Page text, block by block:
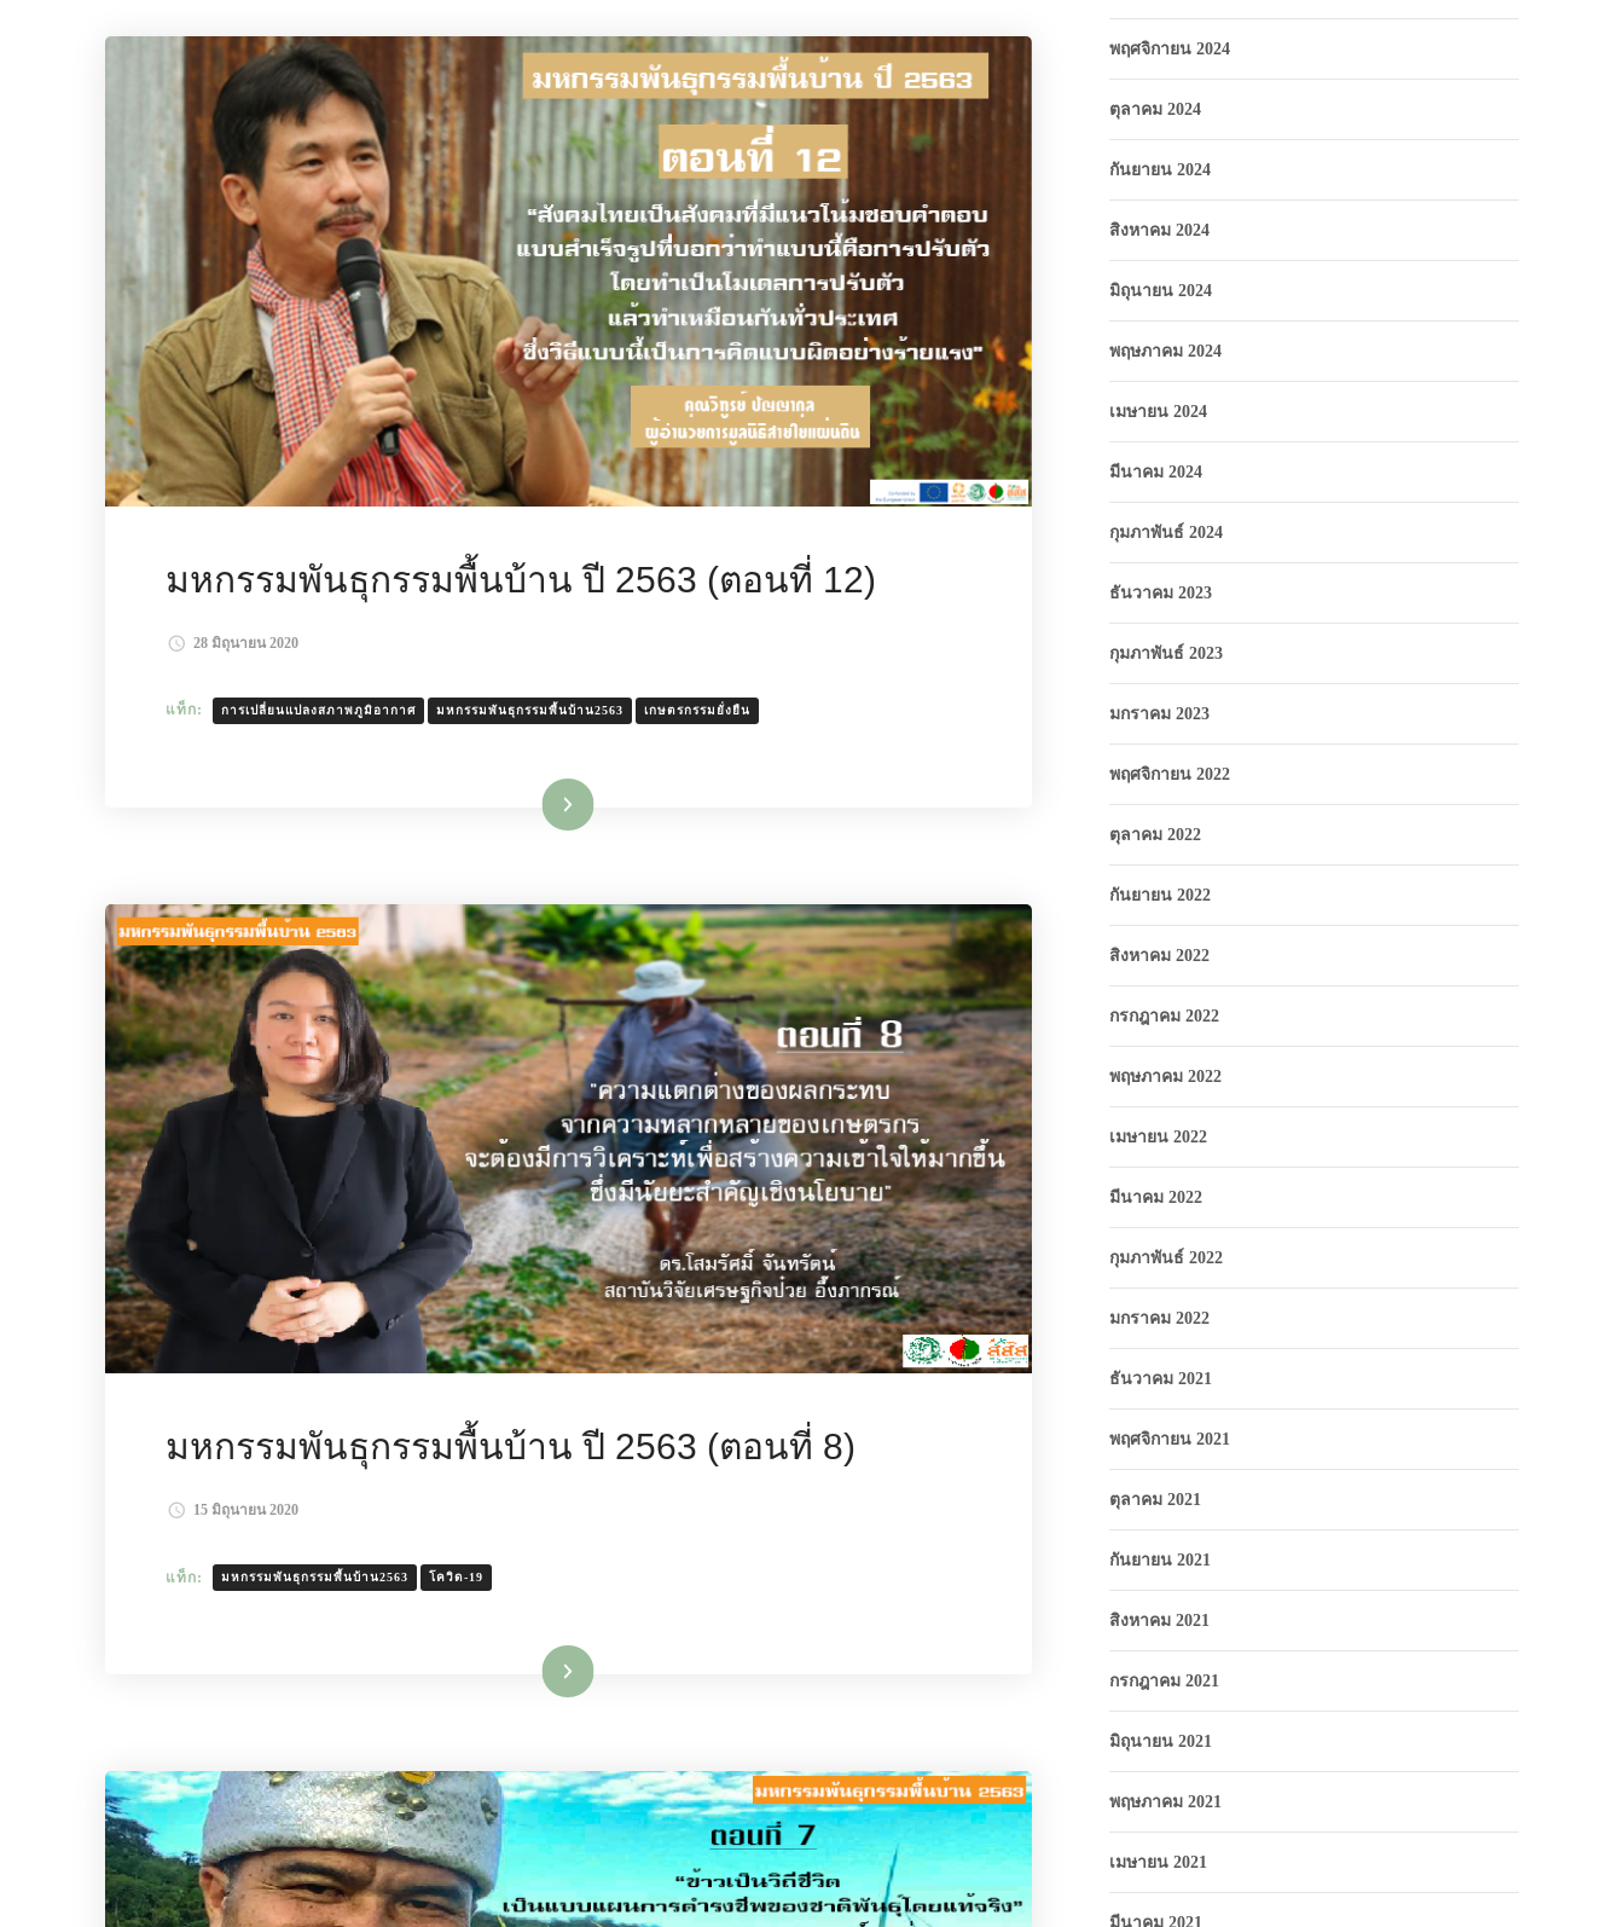
มหกรรมพันธุกรรมพื้นบ้าน ปี 2563 (ตอนที่ 12)
28 มิถุนายน 2020
แท็ก: การเปลี่ยนแปลงสภาพภูมิอากาศ มหกรรมพันธุกรรมพื้นบ้าน2563 เกษตรกรรมยั่งยืน
อ่านเพิ่มเติม
มหกรรมพันธุกรรมพื้นบ้าน ปี 2563 (ตอนที่ 8)
15 มิถุนายน 2020
แท็ก: มหกรรมพันธุกรรมพื้นบ้าน2563 โควิด-19
อ่านเพิ่มเติม
พฤศจิกายน 2024
ตุลาคม 2024
กันยายน 2024
สิงหาคม 2024
มิถุนายน 2024
พฤษภาคม 2024
เมษายน 2024
มีนาคม 2024
กุมภาพันธ์ 2024
ธันวาคม 2023
กุมภาพันธ์ 2023
มกราคม 2023
พฤศจิกายน 2022
ตุลาคม 2022
กันยายน 2022
สิงหาคม 2022
กรกฎาคม 2022
พฤษภาคม 2022
เมษายน 2022
มีนาคม 2022
กุมภาพันธ์ 2022
มกราคม 2022
ธันวาคม 2021
พฤศจิกายน 2021
ตุลาคม 2021
กันยายน 2021
สิงหาคม 2021
กรกฎาคม 2021
มิถุนายน 2021
พฤษภาคม 2021
เมษายน 2021
มีนาคม 2021